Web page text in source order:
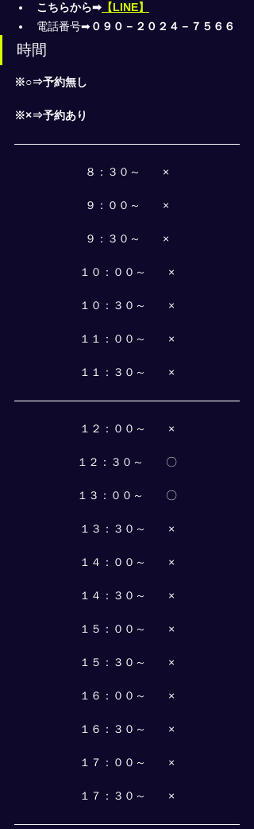
こちらから➡ 【LINE】
電話番号➡０９０－２０２４－７５６６
時間
※○⇒予約無し
※×⇒予約あり
８：３０～　　×
９：００～　　×
９：３０～　　×
１０：００～　　×
１０：３０～　　×
１１：００～　　×
１１：３０～　　×
１２：００～　　×
１２：３０～　　〇
１３：００～　　〇
１３：３０～　　×
１４：００～　　×
１４：３０～　　×
１５：００～　　×
１５：３０～　　×
１６：００～　　×
１６：３０～　　×
１７：００～　　×
１７：３０～　　×